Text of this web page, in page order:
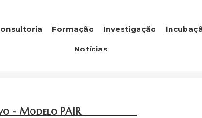
Formação Investigação
Notícias
- Modelo PAIR